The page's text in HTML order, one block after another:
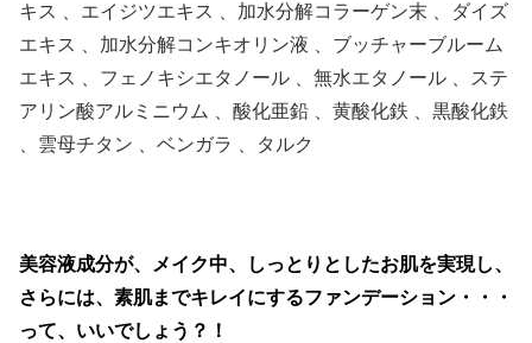
キス 、エイジツエキス 、加水分解コラーゲン末 、ダイズ
エキス 、加水分解コンキオリン液 、ブッチャーブルーム
エキス 、フェノキシエタノール 、無水エタノール 、ステ
アリン酸アルミニウム 、酸化亜鉛 、黄酸化鉄 、黒酸化鉄
、雲母チタン 、ベンガラ 、タルク
美容液成分が、メイク中、しっとりとしたお肌を実現し、
さらには、素肌までキレイにするファンデーション・・・
って、いいでしょう？！